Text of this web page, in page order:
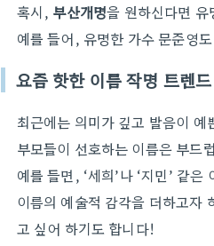
혹시, 부산개명을 원하신다면
예를 들어, 유명한 가수 문준영
요즘 핫한 이름 작명 트렌드
최근에는 의미가 깊고 발음이
부모들이 선호하는 이름은 부드
예를 들면, ‘세희’나 ‘지민’ 같
이름의 예술적 감각을 더하고자
고 싶어 하기도 합니다!